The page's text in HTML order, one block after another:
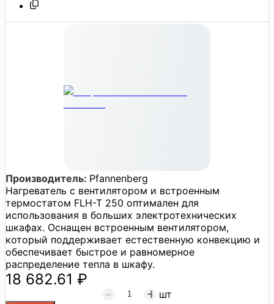
Производитель: Pfannenberg
Нагреватель с вентилятором и встроенным
термостатом FLH-T 250 оптимален для
использования в больших электротехнических
шкафах. Оснащен встроенным вентилятором,
который поддерживает естественную конвекцию и
обеспечивает быстрое и равномерное
распределение тепла в шкафу.
18 682.61 ₽
шт